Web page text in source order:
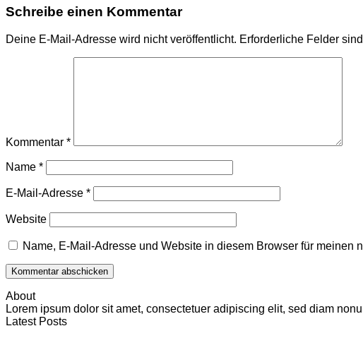
Schreibe einen Kommentar
Deine E-Mail-Adresse wird nicht veröffentlicht. Erforderliche Felder
Kommentar *
Name *
E-Mail-Adresse *
Website
Name, E-Mail-Adresse und Website in diesem Browser für meinen
About
Lorem ipsum dolor sit amet, consectetuer adipiscing elit, sed diam
Latest Posts